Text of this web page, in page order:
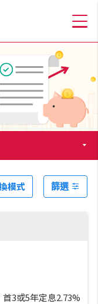
模式 篩選
首3或5年定息2.73%